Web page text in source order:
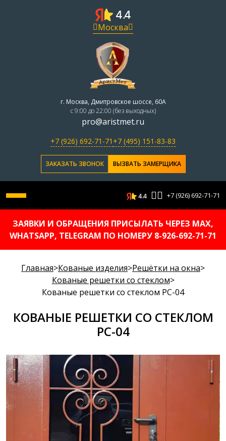
Москва
г. Москва, Дмитровское шоссе, 60А
с 9:00 до 22:00 (без выходных)
pro@aristmet.ru
+7 (926) 692-71-71 +7 (495) 151-83-83
ЗАКАЗАТЬ ЗВОНОК ВЫЗВАТЬ ЗАМЕРЩИКА
+7 (926) 692-71-71
ЗАЯВКИ И ОБРАЩЕНИЯ ПРИСЫЛАТЬ ЧЕРЕЗ MAX,
WHATSAPP, TELEGRAM ПО НОМЕРУ 8-926-692-71-71
Главная>Кованые изделия>Решётки на окна>
Кованые решетки со стеклом>
Кованые решетки со стеклом РС-04
КОВАНЫЕ РЕШЕТКИ СО СТЕКЛОМ
РС-04